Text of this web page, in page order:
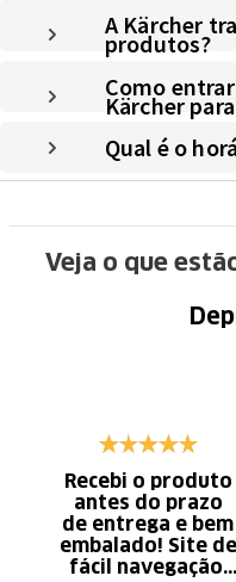
A Kärcher
produtos?
Como
Kärcher
Qual é o
Veja o que
Recebi o produto
antes do prazo
de entrega e bem
embalado! Site de
fácil navegação.